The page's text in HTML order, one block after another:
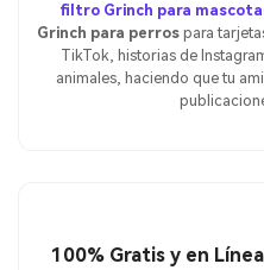
filtro Grinch para
Grinch para perrospara
TikTok, historias de
animales, haciendo que tu
100% Gratis y en